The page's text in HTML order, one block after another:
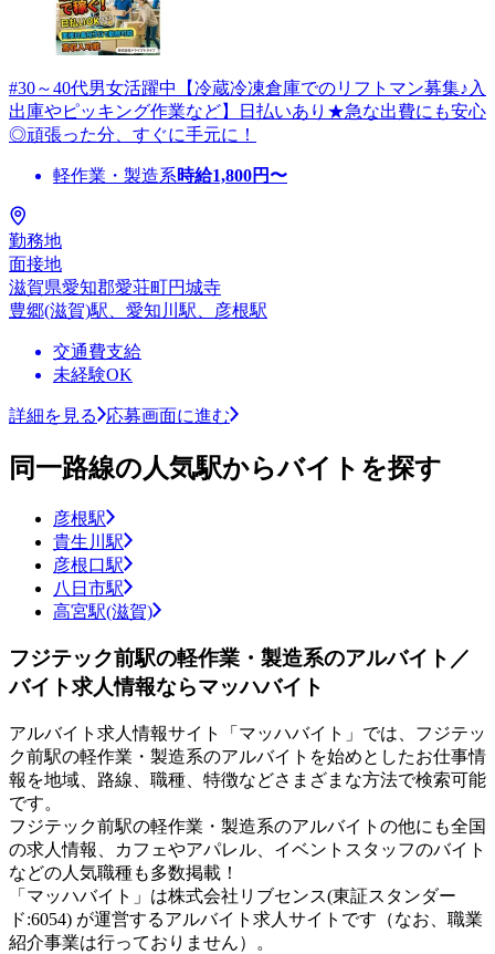
#30～40代男女活躍中【冷蔵冷凍倉庫でのリフトマン募集♪入
出庫やピッキング作業など】日払いあり★急な出費にも安心
◎頑張った分、すぐに手元に！
軽作業・製造系時給1,800円〜
勤務地
面接地
滋賀県愛知郡愛荘町円城寺
豊郷(滋賀)駅、愛知川駅、彦根駅
交通費支給
未経験OK
詳細を見る 応募画面に進む
同一路線の人気駅からバイトを探す
彦根駅
貴生川駅
彦根口駅
八日市駅
高宮駅(滋賀)
フジテック前駅の軽作業・製造系のアルバイト／
バイト求人情報ならマッハバイト
アルバイト求人情報サイト「マッハバイト」では、フジテッ
ク前駅の軽作業・製造系のアルバイトを始めとしたお仕事情
報を地域、路線、職種、特徴などさまざまな方法で検索可能
です。
フジテック前駅の軽作業・製造系のアルバイトの他にも全国
の求人情報、カフェやアパレル、イベントスタッフのバイト
などの人気職種も多数掲載！
「マッハバイト」は株式会社リブセンス(東証スタンダー
ド:6054) が運営するアルバイト求人サイトです（なお、職業
紹介事業は行っておりません）。